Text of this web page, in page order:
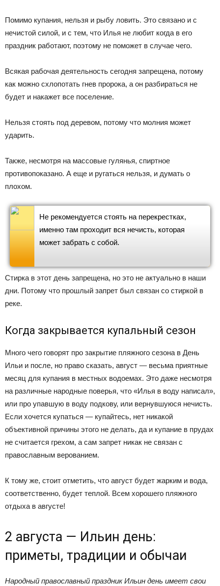
Помимо купания, нельзя и рыбу ловить. Это связано и с
нечистой силой, и с тем, что Илья не любит когда в его
праздник работают, поэтому не поможет в случае чего.
Всякая рабочая деятельность сегодня запрещена, потому
как можно схлопотать гнев пророка, а он разбираться не
будет и накажет все поселение.
Нельзя стоять под деревом, потому что молния может
ударить.
Также, несмотря на массовые гулянья, спиртное
противопоказано. А еще и ругаться нельзя, и думать о
плохом.
Не рекомендуется стоять на перекрестках,
именно там проходит вся нечисть, которая
может забрать с собой.
Стирка в этот день запрещена, но это не актуально в наши
дни. Потому что прошлый запрет был связан со стиркой в
реке.
Когда закрывается купальный сезон
Много чего говорят про закрытие пляжного сезона в День
Ильи и после, но право сказать, август — весьма приятные
месяц для купания в местных водоемах. Это даже несмотря
на различные народные поверья, что «Илья в воду написал»,
или про упавшую в воду подкову, или вернувшуюся нечисть.
Если хочется купаться — купайтесь, нет никакой
объективной причины этого не делать, да и купание в прудах
не считается грехом, а сам запрет никак не связан с
православным верованием.
К тому же, стоит отметить, что август будет жарким и вода,
соответственно, будет теплой. Всем хорошего пляжного
отдыха в августе!
2 августа — Ильин день:
приметы, традиции и обычаи
Народный православный праздник Ильин день имеет свои